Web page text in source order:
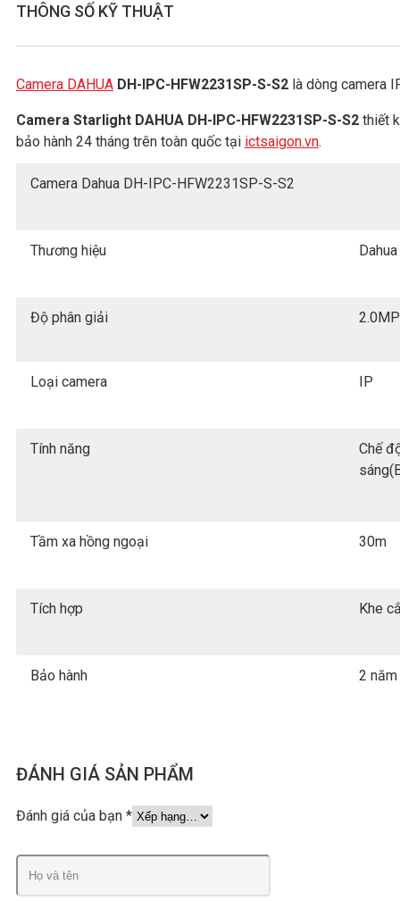
THÔNG SỐ KỸ THUẬT
Camera DAHUA DH-IPC-HFW2231SP-S-S2 là dòng camera
Camera Starlight DAHUA DH-IPC-HFW2231SP-S-S2 thiết
bảo hành 24 tháng trên toàn quốc tại ictsaigon.vn.
Camera Dahua DH-IPC-HFW2231SP-S-S2
Thương hiệu Dahua
Độ phân giải 2.0MP
Loại camera IP
Tính năng
Chế
Tầm xa hồng ngoại 30m
Tích hợp Khe
Bảo hành 2 năm
ĐÁNH GIÁ SẢN PHẨM
Đánh giá của bạn *